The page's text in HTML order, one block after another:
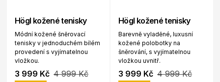
Högl kožené tenisky
Módní kožené šněrovací
tenisky v jednoduchém bílém
provedení s vyjímatelnou
vložkou.
3 999 Kč 4 999 Kč
Högl kožené tenisky
Barevně vyladěné, luxusní
kožené polobotky na
šněrování, s vyjímatelnou
vložkou uvnitř.
3 999 Kč 4 999 Kč